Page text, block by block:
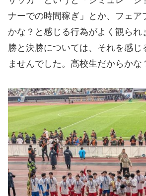
ナーでの時間稼ぎ」とか、フェア
かな？と感じる行為がよく観られ
勝と決勝については、それを感じ
ませんでした。高校生だからかな